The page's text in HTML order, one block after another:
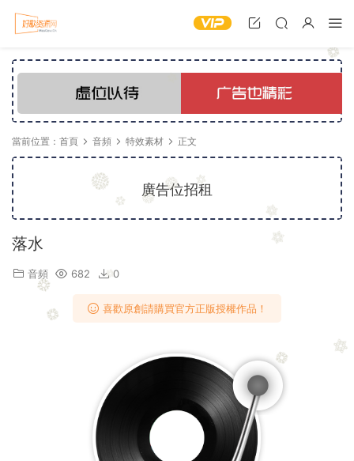
當前位置： 首頁 音頻 特效素材 正文
廣告位招租
落水
音頻 682 0
喜歡原創請購買官方正版授權作品！